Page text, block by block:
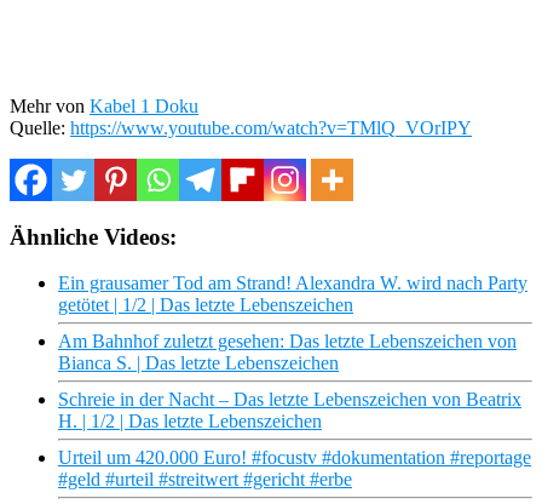
Mehr von Kabel 1 Doku
Quelle: https://www.youtube.com/watch?v=TMlQ_VOrIPY
Ähnliche Videos:
Ein grausamer Tod am Strand! Alexandra W. wird nach Party
getötet | 1/2 | Das letzte Lebenszeichen
Am Bahnhof zuletzt gesehen: Das letzte Lebenszeichen von
Bianca S. | Das letzte Lebenszeichen
Schreie in der Nacht – Das letzte Lebenszeichen von Beatrix
H. | 1/2 | Das letzte Lebenszeichen
Urteil um 420.000 Euro! #focustv #dokumentation #reportage
#geld #urteil #streitwert #gericht #erbe